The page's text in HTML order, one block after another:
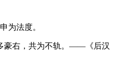
为法度。
豪右，共为不轨。——《后汉